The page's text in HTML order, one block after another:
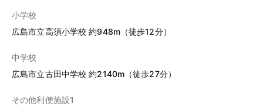
小学校
広島市立高須小学校 約948m（徒歩12分）
中学校
広島市立古田中学校 約2140m（徒歩27分）
その他利便施設1